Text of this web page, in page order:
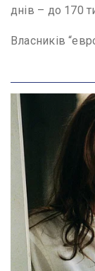
днів – до 170
Власників